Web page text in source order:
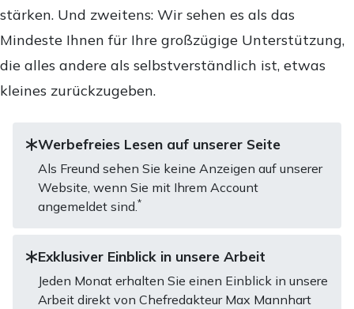
stärken. Und zweitens: Wir sehen es als das
Mindeste Ihnen für Ihre großzügige Unterstützung,
die alles andere als selbstverständlich ist, etwas
kleines zurückzugeben.
Werbefreies Lesen auf unserer Seite
Als Freund sehen Sie keine Anzeigen auf unserer
Website, wenn Sie mit Ihrem Account
angemeldet sind.*
Exklusiver Einblick in unsere Arbeit
Jeden Monat erhalten Sie einen Einblick in unsere
Arbeit direkt von Chefredakteur Max Mannhart